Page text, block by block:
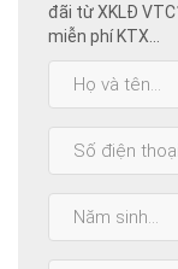
đãi từ XKLĐ
miễn phí KTX...
sinh: